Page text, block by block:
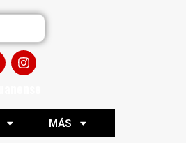
MÁS